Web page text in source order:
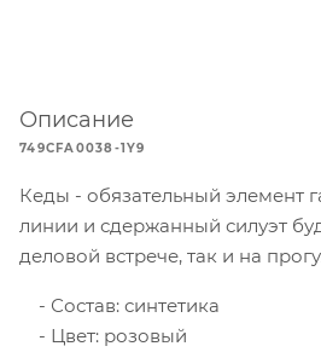
Описание
749CFA0038-1Y9
Кеды - обязательный элемент
линии и сдержанный силуэт
деловой встрече, так и на
Состав: синтетика
Цвет: розовый